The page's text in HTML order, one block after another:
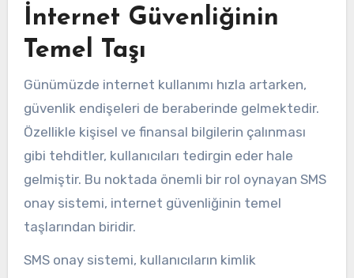
İnternet Güvenliğinin
Temel Taşı
Günümüzde internet kullanımı hızla artarken,
güvenlik endişeleri de beraberinde gelmektedir.
Özellikle kişisel ve finansal bilgilerin çalınması
gibi tehditler, kullanıcıları tedirgin eder hale
gelmiştir. Bu noktada önemli bir rol oynayan SMS
onay sistemi, internet güvenliğinin temel
taşlarından biridir.
SMS onay sistemi, kullanıcıların kimlik